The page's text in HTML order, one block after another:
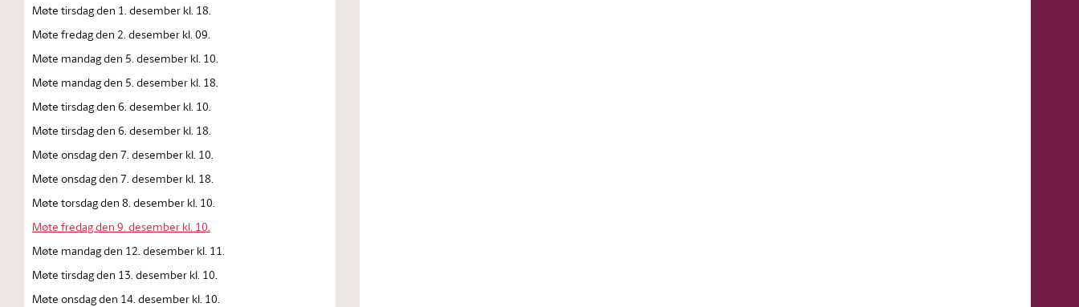
Møte tirsdag den 1. desember kl. 18.
Møte fredag den 2. desember kl. 09.
Møte mandag den 5. desember kl. 10.
Møte mandag den 5. desember kl. 18.
Møte tirsdag den 6. desember kl. 10.
Møte tirsdag den 6. desember kl. 18.
Møte onsdag den 7. desember kl. 10.
Møte onsdag den 7. desember kl. 18.
Møte torsdag den 8. desember kl. 10.
Møte fredag den 9. desember kl. 10.
Møte mandag den 12. desember kl. 11.
Møte tirsdag den 13. desember kl. 10.
Møte onsdag den 14. desember kl. 10.